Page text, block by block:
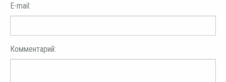
E-mail:
Комментарий: